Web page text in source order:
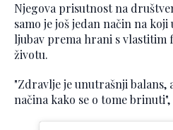
Njegova prisutnost na
samo je još jedan način na koji
ljubav prema hrani s vlastitim
životu.
"Zdravlje je unutrašnji balans,
načina kako se o tome brinuti",